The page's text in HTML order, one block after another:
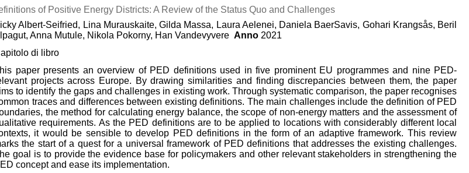
of Positive Energy Districts: A Review of the Status Quo and Challenges
Albert-Seifried, Lina Murauskaite, Gilda Massa, Laura Aelenei, Daniela BaerSavis, Gohari Krangsås, Beril
Anna Mutule, Nikola Pokorny, Han Vandevyvere Anno 2021
di libro
paper presents an overview of PED definitions used in five prominent EU programmes and nine PED-
projects across Europe. By drawing similarities and finding discrepancies between them, the paper
to identify the gaps and challenges in existing work. Through systematic comparison, the paper recognises
traces and differences between existing definitions. The main challenges include the definition of PED
the method for calculating energy balance, the scope of non-energy matters and the assessment of
requirements. As the PED definitions are to be applied to locations with considerably different local
it would be sensible to develop PED definitions in the form of an adaptive framework. This review
the start of a quest for a universal framework of PED definitions that addresses the existing challenges.
goal is to provide the evidence base for policymakers and other relevant stakeholders in strengthening the
concept and ease its implementation.